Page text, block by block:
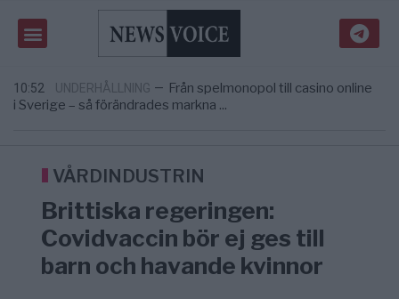
5/8 KRIG & FRED
massbegravningarna någonsin
KRIG & FRED
Richard D. Wolff: Därför provocerar
10:52 UNDERHÅLLNING — Från spelmonopol till casino online
i Sverige – så förändrades markna ...
avgöra all utrikespolitik
massbegravningarna någonsin
11:43 KRIG & FRED —
Richard D. Wolff: Därför provocerar
Europas ledare fram ett krig med Rys ...
VÅRDINDUSTRIN
Brittiska regeringen:
Covidvaccin bör ej ges till
barn och havande kvinnor